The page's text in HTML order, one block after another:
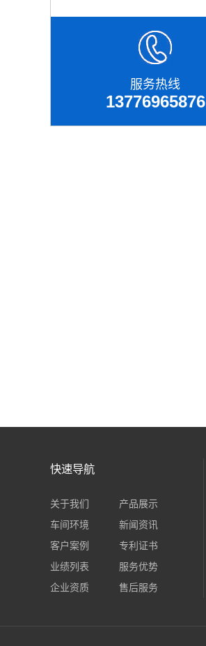
服务热线
13776965876
快速导航
关于我们
产品展示
车间环境
新闻资讯
客户案例
专利证书
业绩列表
服务优势
企业资质
售后服务